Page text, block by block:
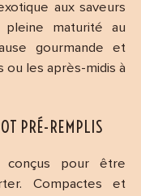
aux saveurs
maturité au
gourmande et
ou les après-midis à
PRÉ-REMPLIS
pour être
Compactes et